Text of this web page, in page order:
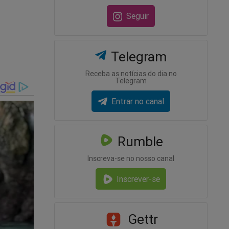
Porque
Seguir
Telegram
Receba as notícias do dia no
Telegram
Entrar no canal
Rumble
Inscreva-se no nosso canal
Inscrever-se
Gettr